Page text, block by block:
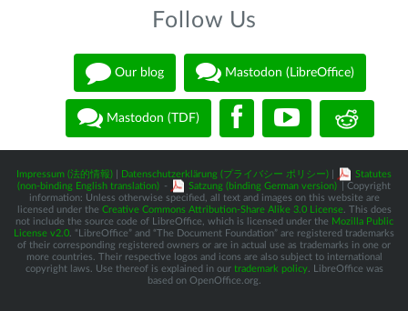
Follow Us
Our blog Mastodon (LibreOffice)
Mastodon (TDF)
Impressum (法的情報) Datenschutzerklärung (プライバシー ポリシー)
Statutes
(non-binding English translation) - Satzung (binding German version)
| Copyright
information: Unless otherwise specified, all text and images on this website are
licensed under the Creative Commons Attribution-Share Alike 3.0 License. This does
not include the source code of LibreOffice, which is licensed under the Mozilla Public
License v2.0 . “LibreOffice” and “The Document Foundation” are registered trademarks
of their corresponding registered owners or are in actual use as trademarks in one or
more countries. Their respective logos and icons are also subject to international
copyright laws. Use thereof is explained in our trademark policy. LibreOffice was
based on OpenOffice.org.